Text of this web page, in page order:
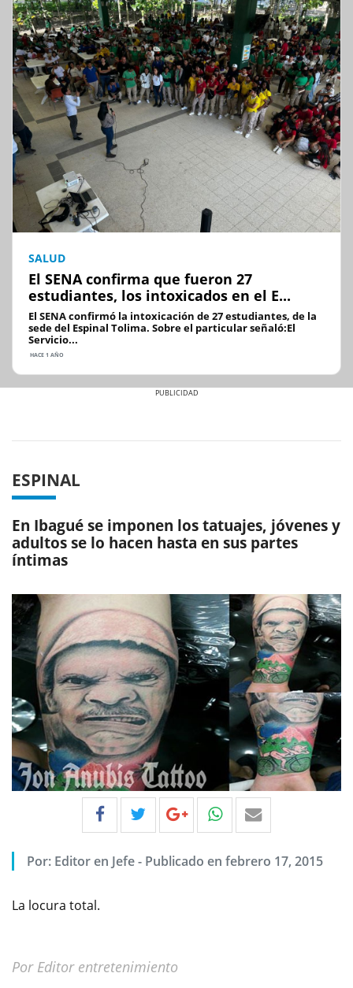
SALUD
El SENA confirma que fueron 27
estudiantes, los intoxicados en el E...
El SENA confirmó la intoxicación de 27 estudiantes, de la
sede del Espinal Tolima. Sobre el particular señaló:El
Servicio...
HACE 1 AÑO
ESPINAL
En Ibagué se imponen los tatuajes, jóvenes y
adultos se lo hacen hasta en sus partes
íntimas
Por: Editor en Jefe- Publicado en febrero 17, 2015
La locura total.
Por Editor entretenimiento